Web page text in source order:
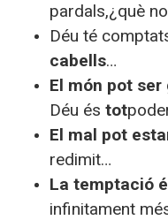
pardals,¿què
Déu té
cabells…
El món pot ser
Déu és tot
El mal pot
redimit…
La temptació
infinitament